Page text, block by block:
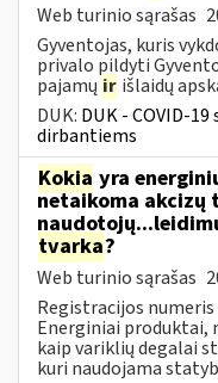
Web turinio sąrašas
Gyventojas, kuris
privalo pildyti
pajamų ir išlaidų
DUK: DUK - COVID-
dirbantiems
Kokia yra
netaikoma akcizų
tvarka?
Web turinio sąrašas
Registracijos
Energiniai produktai,
kaip variklių degalai
kuri naudojama